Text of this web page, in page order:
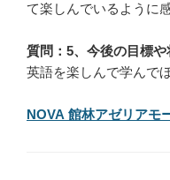
て楽しんでいるように
質問：5、今後の目標や
英語を楽しんで学んで
NOVA 館林アゼリアモ